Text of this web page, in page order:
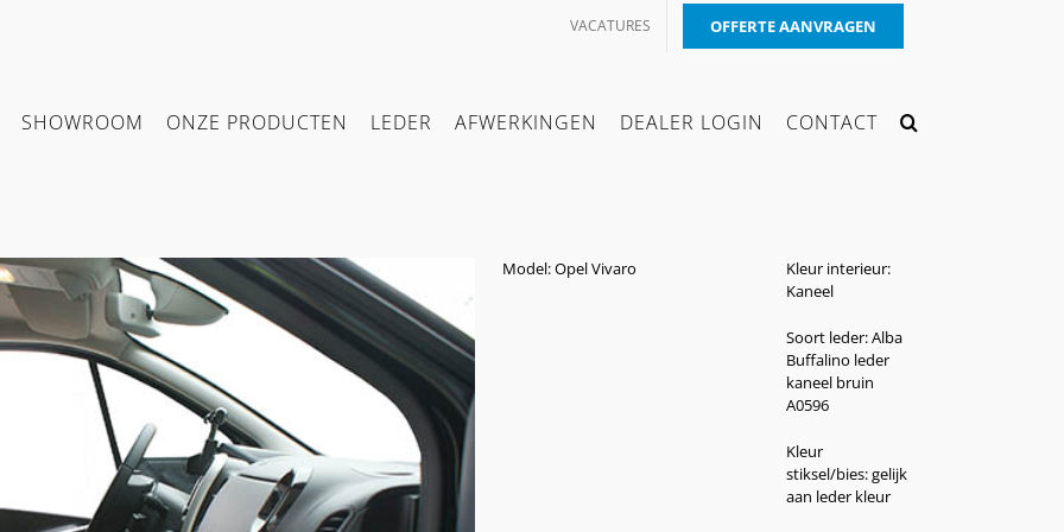
VACATURES OFFERTE AANVRAGEN
SHOWROOM ONZE PRODUCTEN LEDER AFWERKINGEN DEALER LOGIN CONTACT
Model: Opel Vivaro
Kleur interieur:
Kaneel
Soort leder: Alba
Buffalino leder
kaneel bruin
A0596
Kleur
stiksel/bies: gelijk
aan leder kleur